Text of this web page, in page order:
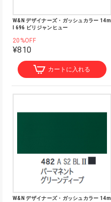
W&N デザイナーズ・ガッシュカラー 14m
l 696 ビリジャンヒュー
20%OFF
¥810
カートに入れる
W&N デザイナーズ・ガッシュカラー 14m